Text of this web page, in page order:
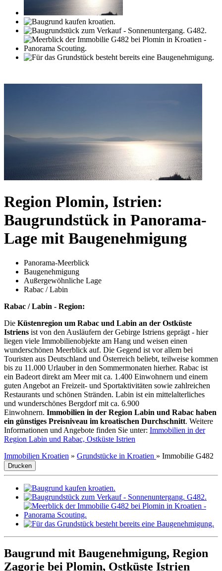
Region Plomin, Istrien:
Baugrundstück in Panorama-
Lage mit Baugenehmigung
Panorama-Meerblick
Baugenehmigung
Außergewöhnliche Lage
Rabac / Labin
Rabac / Labin - Region:
Die Küstenregion um Rabac und Labin an der Ostküste
Istriens ist von den Ausläufern der Gebirge Istriens geprägt - hier
liegen viele Immobilienobjekte am Hang und weisen einen
wunderschönen Meerblick auf. Die Gegend ist vor allem bei
Touristen aus Deutschland und Österreich beliebt, teilweise kommen
bis zu 11.000 Urlauber in den Sommermonaten hierher. Rabac ist
ein Badeort direkt am Meer mit ca. 1.400 Einwohnern und einem
guten Angebot an Freizeit- und Sportaktivitäten sowie zahlreichen
Restaurants und schönen Stränden. Labin ist ein mittelalterliches
und wunderschönes Bergdorf mit ca. 6.900
Einwohnern. Immobilien in der Region Labin und Rabac haben
ein günstiges Preisniveau im kroatischen Durchschnitt. Weitere
Informationen und Angebote finden Sie unter: Immobilien in der
Region Labin und Rabac, Ostküste Istrien
Immobilien Kroatien » Grundstücke in Kroatien » Immobilie G482
Drucken
Baugrund mit Baugenehmigung, Region
Zagorje bei Plomin, Ostküste Istrien